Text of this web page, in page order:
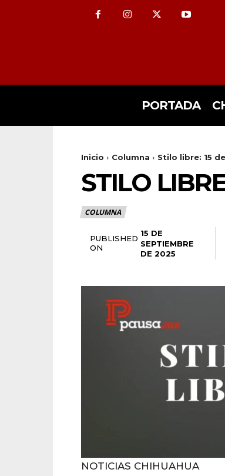
PORTADA
Inicio Columna Stilo libre: 15
STILO
COLUMNA
PUBLISHED
ON
15 DE
SEPTIEMBRE
DE 2025
NOTICIAS CHIHUAHUA